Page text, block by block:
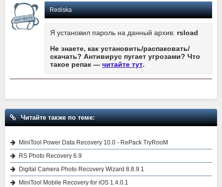
Rediska
Я установил пароль на данный архив: rsload
Не знаете, как установить/распаковать/
скачать? Антивирус пугает угрозами? Что
такое репак — читайте тут.
Читайте также по теме:
MiniTool Power Data Recovery 10.0 - RePack TryRooM
RS Photo Recovery 6.9
Digital Camera Photo Recovery Wizard 8.8.9.1
MiniTool Mobile Recovery for iOS 1.4.0.1